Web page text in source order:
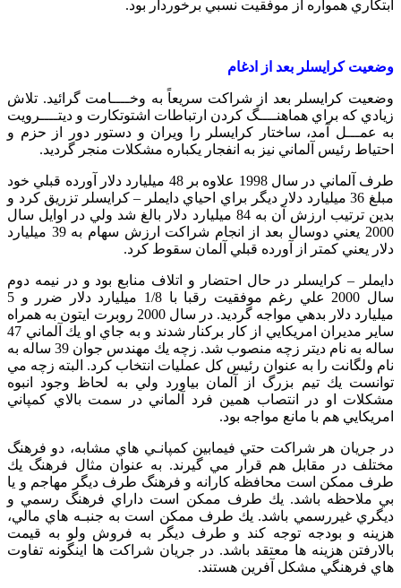
ابتكاري همواره از موفقيت نسبي برخوردار بود.
وضعيت كرايسلر بعد از ادغام
وضعيت كرايسلر بعد از شراكت سريعاً به وخــــامت گرائيد. تلاش
زيادي كه براي هماهنــــگ كردن ارتباطات اشتوتكارت و ديتــــرويت
به عمـــل آمد، ساختار كرايسلر را ويران و دستور دور از حزم و
احتياط رئيس آلماني نيز به انفجار يكباره مشكلات منجر گرديد.
طرف آلماني در سال 1998 علاوه بر 48 ميليارد دلار آورده قبلي خود
مبلغ 36 ميليارد دلار ديگر براي احياي دايملر – كرايسلر تزريق كرد و
بدين ترتيب ارزش آن به 84 ميليارد دلار بالغ شد ولي در اوايل سال
2000 يعني دوسال بعد از انجام شراكت ارزش سهام به 39 ميليارد
دلار يعني كمتر از آورده قبلي آلمان سقوط كرد.
دايملر – كرايسلر در حال احتضار و اتلاف منابع بود و در نيمه دوم
سال 2000 علي رغم موفقيت رقبا با 1/8 ميليارد دلار ضرر و 5
ميليارد دلار بدهي مواجه گرديد. در سال 2000 روبرت ايتون به همراه
ساير مديران امريكايي از كار بركنار شدند و به جاي او يك آلماني 47
ساله به نام ديتر زچه منصوب شد. زچه يك مهندس جوان 39 ساله به
نام ولگانت را به عنوان رئيس كل عمليات انتخاب كرد. البته زچه مي
توانست يك تيم بزرگ از آلمان بياورد ولي به لحاظ وجود انبوه
مشكلات او در انتصاب همين فرد آلماني در سمت بالاي كمپاني
امريكايي هم با مانع مواجه بود.
در جريان هر شراكت حتي فيمابين كمپانـي هاي مشابه، دو فرهنگ
مختلف در مقابل هم قرار مي گيرند. به عنوان مثال فرهنگ يك
طرف ممكن است محافظه كارانه و فرهنگ طرف ديگر مهاجم و يا
بي ملاحظه باشد. يك طرف ممكن است داراي فرهنگ رسمي و
ديگري غيررسمي باشد. يك طرف ممكن است به جنبـه هاي مالي،
هزينه و بودجه توجه كند و طرف ديگر به فروش ولو به قيمت
بالارفتن هزينه ها معتقد باشد. در جريان شراكت ها اينگونه تفاوت
هاي فرهنگي مشكل آفرين هستند.